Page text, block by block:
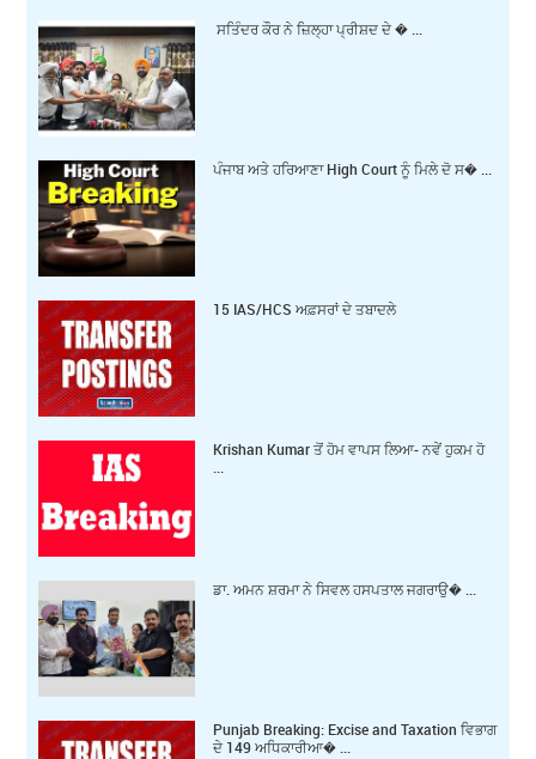
ਸਤਿੰਦਰ ਕੌਰ ਨੇ ਜ਼ਿਲ੍ਹਾ ਪ੍ਰੀਸ਼ਦ ਦੇ � ...
ਪੰਜਾਬ ਅਤੇ ਹਰਿਆਣਾ High Court ਨੂੰ ਮਿਲੇ ਦੋ ਸ� ...
15 IAS/HCS ਅਫ਼ਸਰਾਂ ਦੇ ਤਬਾਦਲੇ
Krishan Kumar ਤੋਂ ਹੋਮ ਵਾਪਸ ਲਿਆ- ਨਵੇਂ ਹੁਕਮ ਹੋ
ਡਾ. ਅਮਨ ਸ਼ਰਮਾ ਨੇ ਸਿਵਲ ਹਸਪਤਾਲ ਜਗਰਾਉ� ...
Punjab Breaking: Excise and Taxation ਵਿਭਾਗ
ਦੇ 149 ਅਧਿਕਾਰੀਆ� ...